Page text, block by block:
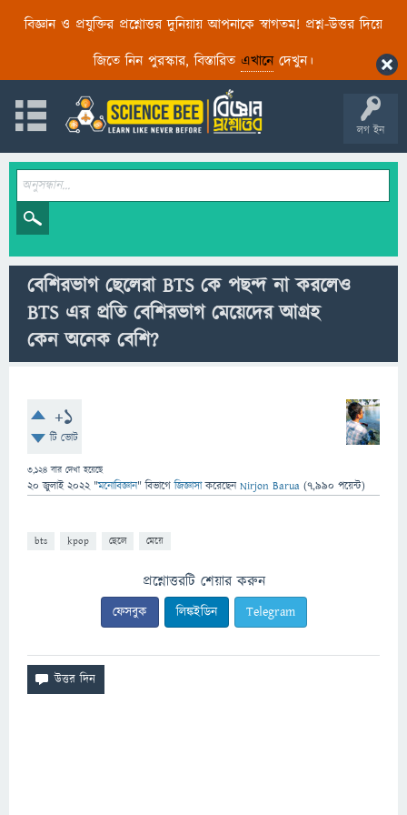
বিজ্ঞান ও প্রযুক্তির প্রশ্নোত্তর দুনিয়ায় আপনাকে স্বাগতম! প্রশ্ন-উত্তর দিয়ে
জিতে নিন পুরস্কার, বিস্তারিত এখানেদেখুন।
লগ ইন
বেশিরভাগ ছেলেরা BTS কে পছন্দ না করলেও
BTS এর প্রতি বেশিরভাগ মেয়েদের আগ্রহ
কেন অনেক বেশি?
+1
টি ভোট
3,124 বার দেখা হয়েছে
20 জুলাই 2022 "মনোবিজ্ঞান" বিভাগে জিজ্ঞাসাকরেছেনNirjon Barua (7,990 পয়েন্ট)
bts kpop ছেলে মেয়ে
প্রশ্নোত্তরটি শেয়ার করুন
ফেসবুক লিঙ্কইডিন Telegram